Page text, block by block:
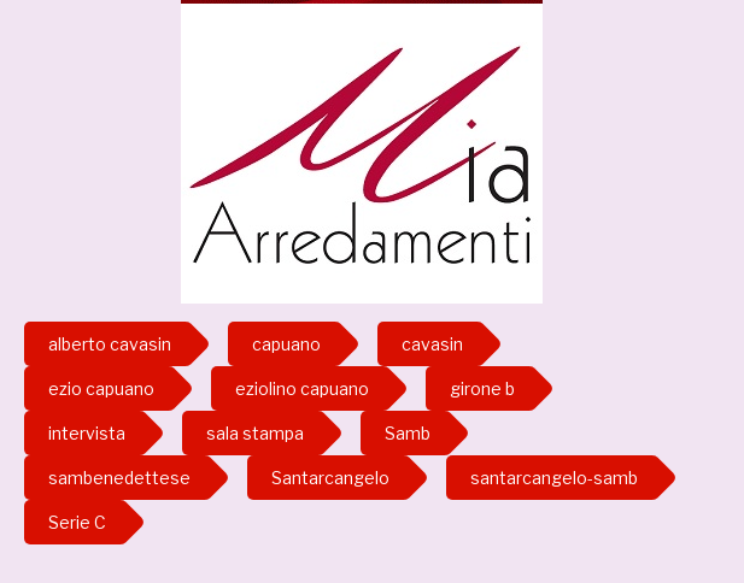
alberto cavasin capuano cavasin
ezio capuano eziolino capuano girone b
intervista sala stampa Samb
sambenedettese Santarcangelo santarcangelo-samb
Serie C